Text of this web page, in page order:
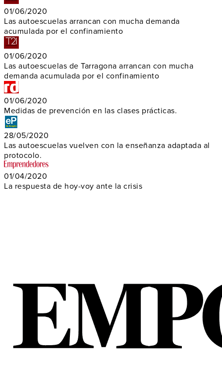
01/06/2020
Las autoescuelas arrancan con mucha demanda
acumulada por el confinamiento
01/06/2020
Las autoescuelas de Tarragona arrancan con mucha
demanda acumulada por el confinamiento
01/06/2020
Medidas de prevención en las clases prácticas.
28/05/2020
Las autoescuelas vuelven con la enseñanza adaptada al
protocolo.
01/04/2020
La respuesta de hoy-voy ante la crisis